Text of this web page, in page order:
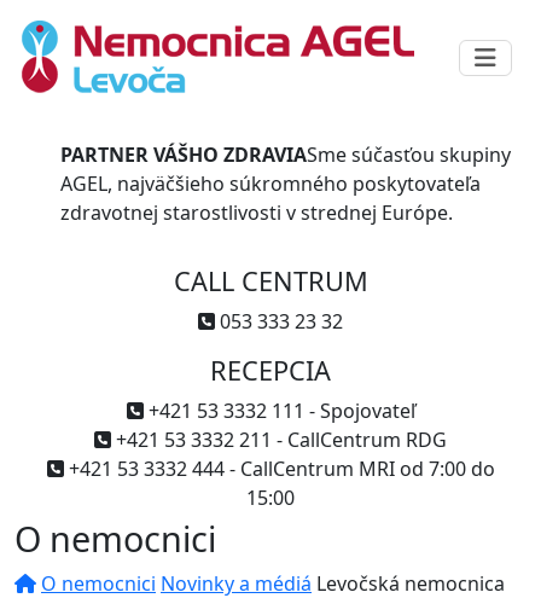
PARTNER VÁŠHO ZDRAVIASme súčasťou skupiny
AGEL, najväčšieho súkromného poskytovateľa
zdravotnej starostlivosti v strednej Európe.
CALL CENTRUM
053 333 23 32
RECEPCIA
+421 53 3332 111 - Spojovateľ
+421 53 3332 211 - CallCentrum RDG
+421 53 3332 444 - CallCentrum MRI od 7:00 do
15:00
O nemocnici
O nemocnici Novinky a médiá Levočská nemocnica